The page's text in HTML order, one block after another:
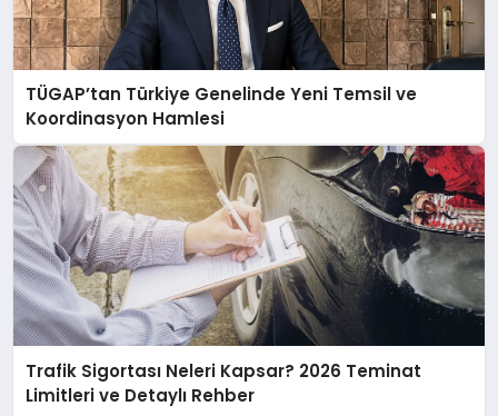
TÜGAP’tan Türkiye Genelinde Yeni Temsil ve
Koordinasyon Hamlesi
Trafik Sigortası Neleri Kapsar? 2026 Teminat
Limitleri ve Detaylı Rehber